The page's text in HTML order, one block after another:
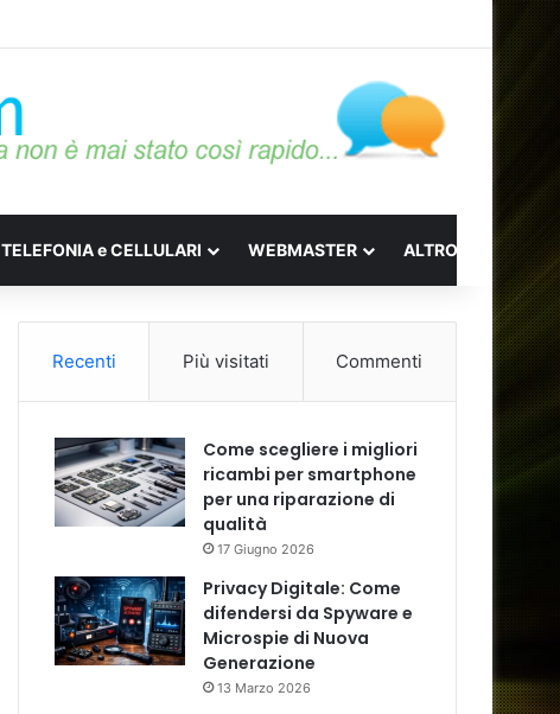
TELEFONIA e CELLULARI WEBMASTER ALTRO
Recenti Più visitati Commenti
Come scegliere i migliori
ricambi per smartphone
per una riparazione di
qualità
17 Giugno 2026
Privacy Digitale: Come
difendersi da Spyware e
Microspie di Nuova
Generazione
13 Marzo 2026